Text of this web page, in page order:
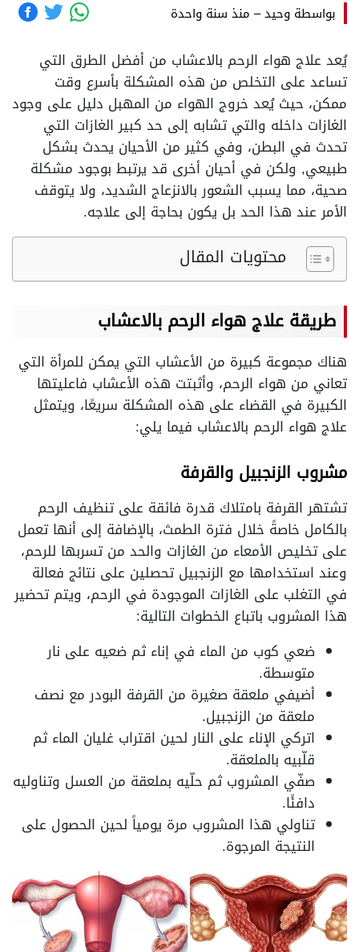
بواسطة وحيد– منذ سنة واحدة
يُعد علاج هواء الرحم بالاعشاب من أفضل الطرق التي
تساعد على التخلص من هذه المشكلة بأسرع وقت
ممكن، حيث يُعد خروج الهواء من المهبل دليل على وجود
الغازات داخله والتي تشابه إلى حد كبير الغازات التي
تحدث في البطن، وفي كثير من الأحيان يحدث بشكل
طبيعي, ولكن في أحيان أخرى قد يرتبط بوجود مشكلة
صحية، مما يسبب الشعور بالانزعاج الشديد، ولا يتوقف
الأمر عند هذا الحد بل يكون بحاجة إلى علاجه.
محتويات المقال
طريقة علاج هواء الرحم بالاعشاب
هناك مجموعة كبيرة من الأعشاب التي يمكن للمرأة التي
تعاني من هواء الرحم، وأثبتت هذه الأعشاب فاعليتها
الكبيرة في القضاء على هذه المشكلة سريعًا، ويتمثل
علاج هواء الرحم بالاعشاب فيما يلي:
مشروب الزنجبيل والقرفة
تشتهر القرفة بامتلاك قدرة فائقة على تنظيف الرحم
بالكامل خاصةً خلال فترة الطمث، بالإضافة إلى أنها تعمل
على تخليص الأمعاء من الغازات والحد من تسربها للرحم،
وعند استخدامها مع الزنجبيل تحصلين على نتائج فعالة
في التغلب على الغازات الموجودة في الرحم، ويتم تحضير
هذا المشروب باتباع الخطوات التالية:
ضعي كوب من الماء في إناء ثم ضعيه على نار
متوسطة.
أضيفي ملعقة صغيرة من القرفة البودر مع نصف
ملعقة من الزنجبيل.
اتركي الإناء على النار لحين اقتراب غليان الماء ثم
قلّبيه بالملعقة.
صفّي المشروب ثم حلّيه بملعقة من العسل وتناوليه
دافئًا.
تناولي هذا المشروب مرة يومياً لحين الحصول على
النتيجة المرجوة.